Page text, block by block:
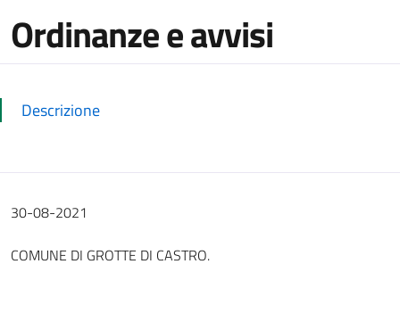
Ordinanze e avvisi
Descrizione
30-08-2021
COMUNE DI GROTTE DI CASTRO.